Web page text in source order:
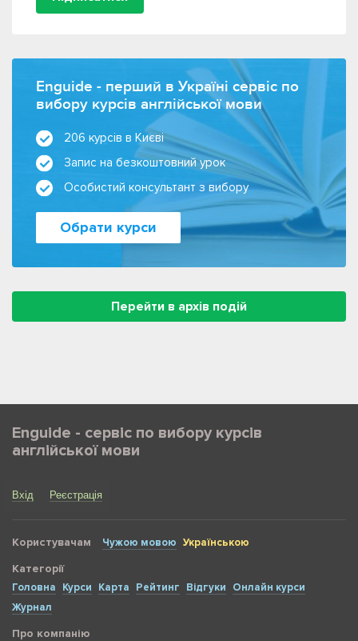
Enguide - перший в Україні сервіс по
вибору курсів англійської мови
206 курсів в Києві
Запис на безкоштовний урок
Особистий консультант з вибору
Обрати курси
Перейти в архів подій
Enguide - сервіс по вибору курсів
англійської мови
Вхід Реєстрація
Користувачам Чужою мовою Українською
Категорії
Головна Курси Карта Рейтинг Відгуки
Онлайн курси
Журнал
Про компанію